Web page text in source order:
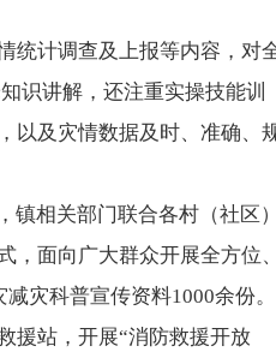
计调查及上报等内容，对
识讲解，还注重实操技能训
以及灾情数据及时、准确、
相关部门联合各村（社区）
面向广大群众开展全方位、
灾科普宣传资料1000余份。
站，开展“消防救援开放